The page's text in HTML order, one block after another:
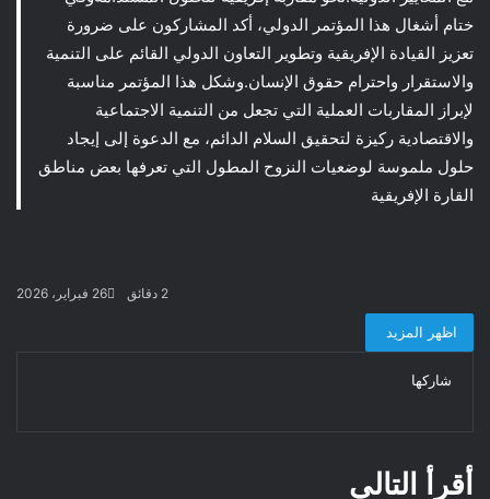
ختام أشغال هذا المؤتمر الدولي، أكد المشاركون على ضرورة
تعزيز القيادة الإفريقية وتطوير التعاون الدولي القائم على التنمية
والاستقرار واحترام حقوق الإنسان.وشكل هذا المؤتمر مناسبة
لإبراز المقاربات العملية التي تجعل من التنمية الاجتماعية
والاقتصادية ركيزة لتحقيق السلام الدائم، مع الدعوة إلى إيجاد
حلول ملموسة لوضعيات النزوح المطول التي تعرفها بعض مناطق
القارة الإفريقية
26 فبراير، 2026
اظهر المزيد
شاركها
أقرأ التالي